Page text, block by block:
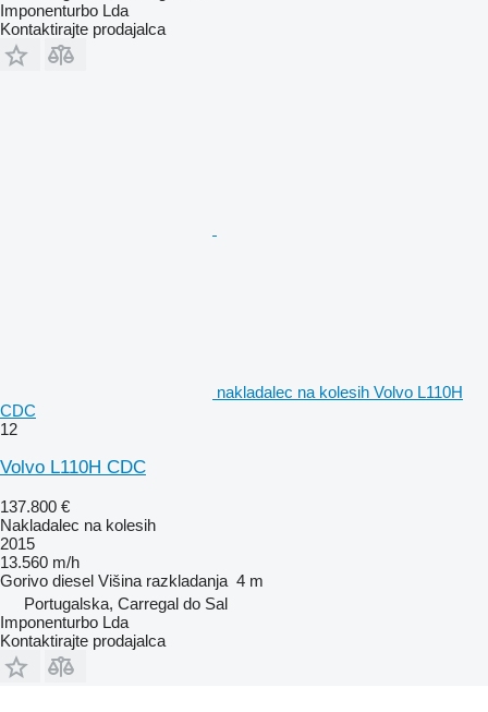
Imponenturbo Lda
Kontaktirajte prodajalca
nakladalec na kolesih Volvo L110H
CDC
12
Volvo L110H CDC
137.800 €
Nakladalec na kolesih
2015
13.560 m/h
Gorivo diesel Višina razkladanja 4 m
Portugalska, Carregal do Sal
Imponenturbo Lda
Kontaktirajte prodajalca